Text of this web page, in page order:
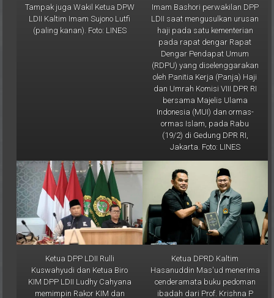
LDII Kaltim Imam Sujono Lutfi
(paling kanan). Foto: LINES
LDII saat mengusulkan urusan
haji pada satu kementerian
pada rapat dengar Rapat
Dengar Pendapat Umum
(RDPU) yang diselenggarakan
oleh Panitia Kerja (Panja) Haji
dan Umrah Komisi VIII DPR RI
bersama Majelis Ulama
Indonesia (MUI) dan ormas-
ormas Islam, pada Rabu
(19/2) di Gedung DPR RI,
Jakarta. Foto: LINES
Ketua DPP LDII Rulli
Kuswahyudi dan Ketua Biro
KIM DPP LDII Ludhy Cahyana
memimpin Rakor KIM dan
LINES se-Indonesia, yang
Ketua DPRD Kaltim
Hasanuddin Mas'ud menerima
cenderamata buku pedoman
ibadah dari Prof. Krishna P
Candra usai audiensi. Foto: